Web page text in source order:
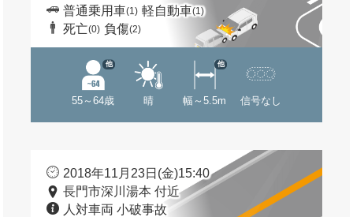
普通乗用車(1) 軽自動車(1)
死亡(0) 負傷(2)
55～64歳
他
晴 幅～5.5m
他
信号なし
2018年11月23日(金)15:40
長門市深川湯本 付近
人対車両 小破事故